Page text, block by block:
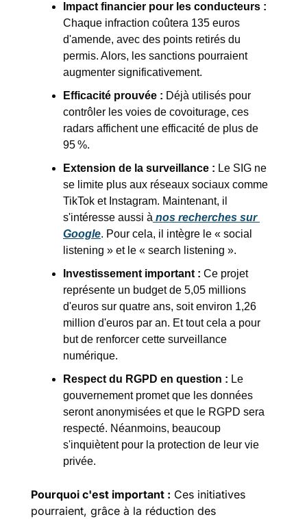
Impact financier pour les conducteurs :
Chaque infraction coûtera 135 euros
d'amende, avec des points retirés du
permis. Alors, les sanctions pourraient
augmenter significativement.
Efficacité prouvée : Déjà utilisés pour
contrôler les voies de covoiturage, ces
radars affichent une efficacité de plus de
95 %.
Extension de la surveillance : Le SIG ne
se limite plus aux réseaux sociaux comme
TikTok et Instagram. Maintenant, il
s'intéresse aussi à nos recherches sur
Google. Pour cela, il intègre le « social
listening » et le « search listening ».
Investissement important : Ce projet
représente un budget de 5,05 millions
d'euros sur quatre ans, soit environ 1,26
million d'euros par an. Et tout cela a pour
but de renforcer cette surveillance
numérique.
Respect du RGPD en question : Le
gouvernement promet que les données
seront anonymisées et que le RGPD sera
respecté. Néanmoins, beaucoup
s'inquiètent pour la protection de leur vie
privée.
Pourquoi c'est important : Ces initiatives
pourraient, grâce à la réduction des